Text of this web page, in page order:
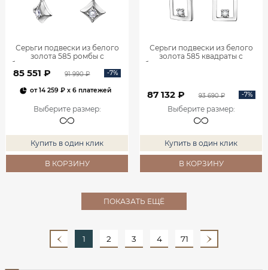
Серьги подвески из белого
золота 585 ромбы с
бриллиантами 0201935-00002
85 551 ₽ 91 990 ₽ -7%
от14 259 ₽ x 6 платежей
Выберите размер:
Купить в один клик
В КОРЗИНУ
Серьги подвески из белого
золота 585 квадраты с
бриллиантами 0201940-00002
87 132 ₽ 93 690 ₽ -7%
Выберите размер:
Купить в один клик
В КОРЗИНУ
ПОКАЗАТЬ ЕЩЁ
1 2 3 4 71